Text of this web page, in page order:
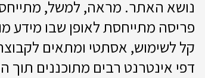
נושא האתר. מראה, למשל, מתייחס
פריסה מתייחסת לאופן שבו מידע
קל לשימוש, אסתטי ומתאים
דפי אינטרנט רבים מתוכננים